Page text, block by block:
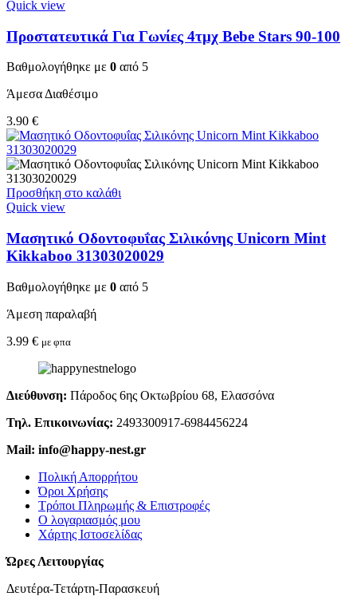
Quick view
Προστατευτικά Για Γωνίες 4τμχ Bebe Stars 90-100
Βαθμολογήθηκε με 0 από 5
Άμεσα Διαθέσιμο
3.90 €
Προσθήκη στο καλάθι
Quick view
Μασητικό Οδοντοφυΐας Σιλικόνης Unicorn Mint
Kikkaboo 31303020029
Βαθμολογήθηκε με 0 από 5
Άμεση παραλαβή
3.99 € με φπα
Διεύθυνση: Πάροδος 6ης Οκτωβρίου 68, Ελασσόνα
Τηλ. Επικοινωνίας: 2493300917-6984456224
Mail: info@happy-nest.gr
Πολική Απορρήτου
Όροι Χρήσης
Τρόποι Πληρωμής & Επιστροφές
Ο λογαριασμός μου
Χάρτης Ιστοσελίδας
Ώρες Λειτουργίας
Δευτέρα-Τετάρτη-Παρασκευή